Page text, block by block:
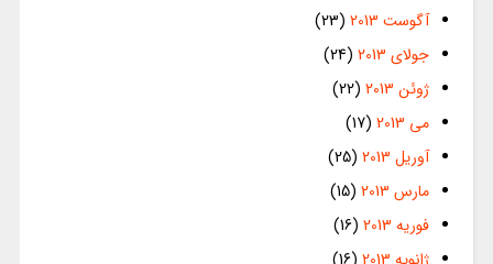
آگوست 2013
(23)
جولای 2013
(24)
ژوئن 2013
(22)
می 2013
(17)
آوریل 2013
(25)
مارس 2013
(15)
فوریه 2013
(16)